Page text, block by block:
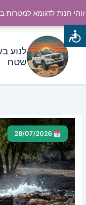
זוהי חנות לדגומא למטרות
לתוכן
לנוע
שטח
28/07/2026
עמק
המעיינות